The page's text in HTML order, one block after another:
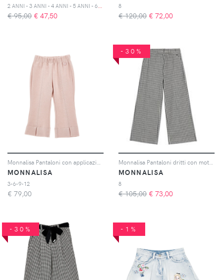
2
ANNI - 3 ANNI - 4 ANNI - 5 ANNI - 6 ANNI - 8 ANNI - 10 ANNI
€ 95,00 € 47,50
8
€ 120,00 € 72,00
MONNALISA
3-6-9-12
€ 79,00
-30%
MONNALISA
8
€ 105,00 € 73,00
-30% -1%